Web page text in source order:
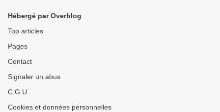
Hébergé par Overblog
Top articles
Pages
Contact
Signaler un abus
C.G.U.
Cookies et données personnelles